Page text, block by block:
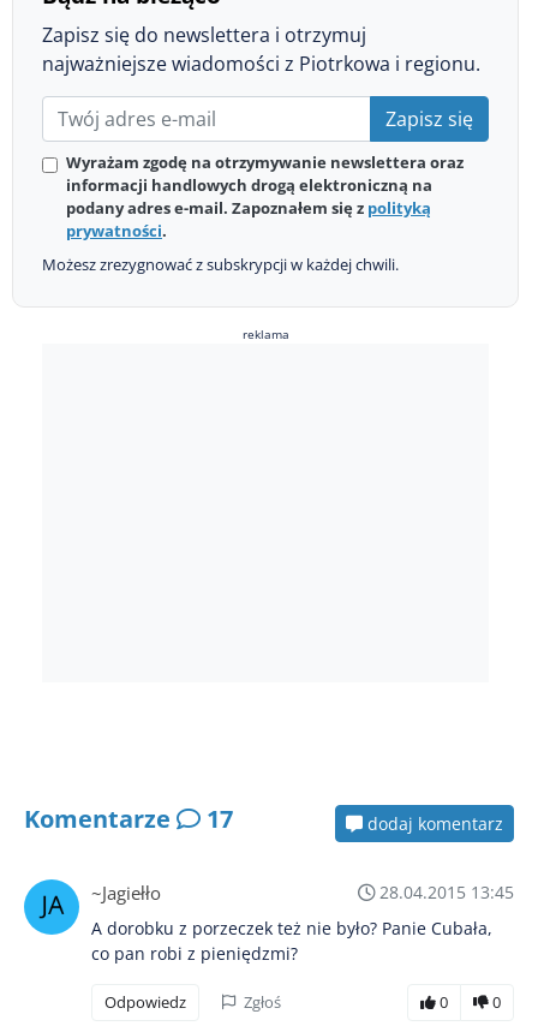
Zapisz się do newslettera i otrzymuj
najważniejsze wiadomości z Piotrkowa i regionu.
Zapisz się
Wyrażam zgodę na otrzymywanie newslettera oraz
informacji handlowych drogą elektroniczną na
podany adres e-mail. Zapoznałem się z polityką
prywatności.
Możesz zrezygnować z subskrypcji w każdej chwili.
reklama
Komentarze 17 dodaj komentarz
~Jagiełło
28.04.2015 13:45
A dorobku z porzeczek też nie było? Panie Cubała,
co pan robi z pieniędzmi?
Odpowiedz Zgłoś 0 0